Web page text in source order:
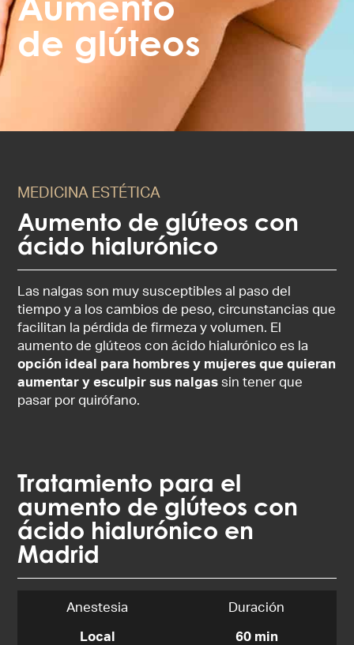
de glúteos
MEDICINA ESTÉTICA
Aumento de glúteos con
ácido hialurónico
Las nalgas son muy susceptibles al paso del
tiempo y a los cambios de peso, circunstancias que
facilitan la pérdida de firmeza y volumen. El
aumento de glúteos con ácido hialurónico es la
opción ideal para hombres y mujeres que quieran
aumentar y esculpir sus nalgas sin tener que
pasar por quirófano.
Tratamiento para el
aumento de glúteos con
ácido hialurónico en
Madrid
Anestesia
Local
Duración
60 min